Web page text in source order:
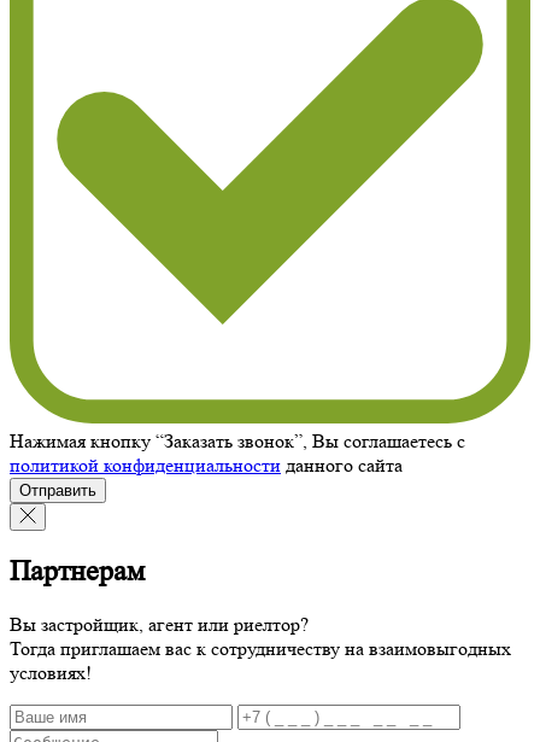
Нажимая кнопку “Заказать звонок”, Вы соглашаетесь с
политикой конфиденциальности данного сайта
Отправить
Партнерам
Вы застройщик, агент или риелтор?
Тогда приглашаем вас к сотрудничеству на взаимовыгодных
условиях!